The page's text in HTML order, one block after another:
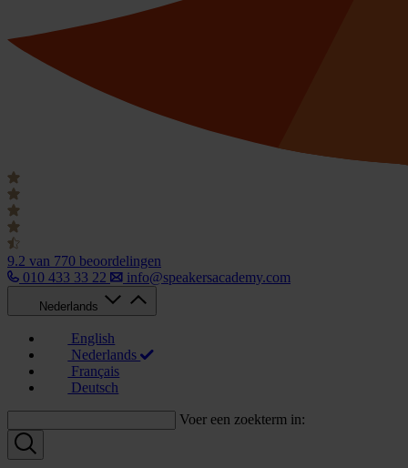
9.2 van 770 beoordelingen
010 433 33 22
info@speakersacademy.com
Nederlands
English
Nederlands
Français
Deutsch
Voer een zoekterm in: